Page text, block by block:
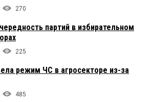
270
партий в избирательном
225
режим ЧС в агросекторе из-за
485